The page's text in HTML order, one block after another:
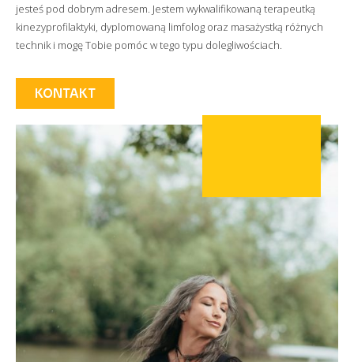
jesteś pod dobrym adresem. Jestem wykwalifikowaną terapeutką
kinezyprofilaktyki, dyplomowaną limfolog oraz masażystką różnych
technik i mogę Tobie pomóc w tego typu dolegliwościach.
KONTAKT